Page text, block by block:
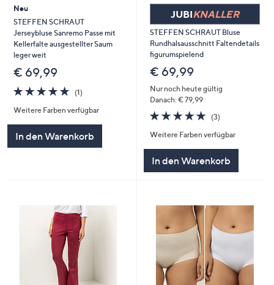
um
diese
anzuzeigen.
Neu
STEFFEN SCHRAUT
Jerseybluse Sanremo Passe mit
Kellerfalte ausgestellter Saum
leger weit
€ 69,99
5.0
von
5
(1)1
Weitere Farben verfügbar
In den Warenkorb
JUBIKNALLER
STEFFEN SCHRAUT Bluse
Rundhalsausschnitt Faltendetails
figurumspielend
€ 69,99
Nur noch heute gültig
Danach: € 79,99
5.0
von
5
(3)3
Weitere Farben verfügbar
In den Warenkorb